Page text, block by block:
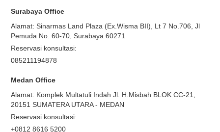
Surabaya Office
Alamat: Sinarmas Land Plaza (Ex.Wisma BII), Lt 7 No.706, Jl
Pemuda No. 60-70, Surabaya 60271
Reservasi konsultasi:
085211194878
Medan Office
Alamat: Komplek Multatuli Indah Jl. H.Misbah BLOK CC-21,
20151 SUMATERA UTARA - MEDAN
Reservasi konsultasi:
+0812 8616 5200